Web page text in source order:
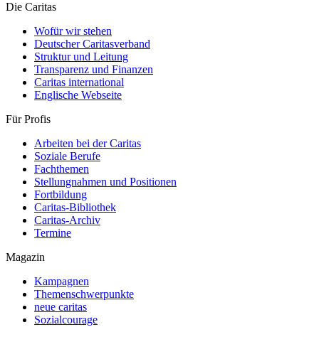
Die Caritas
Wofür wir stehen
Deutscher Caritasverband
Struktur und Leitung
Transparenz und Finanzen
Caritas international
Englische Webseite
Für Profis
Arbeiten bei der Caritas
Soziale Berufe
Fachthemen
Stellungnahmen und Positionen
Fortbildung
Caritas-Bibliothek
Caritas-Archiv
Termine
Magazin
Kampagnen
Themenschwerpunkte
neue caritas
Sozialcourage